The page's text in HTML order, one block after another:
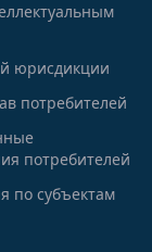
юрисдикции
потребителей
потребителей
по субъектам